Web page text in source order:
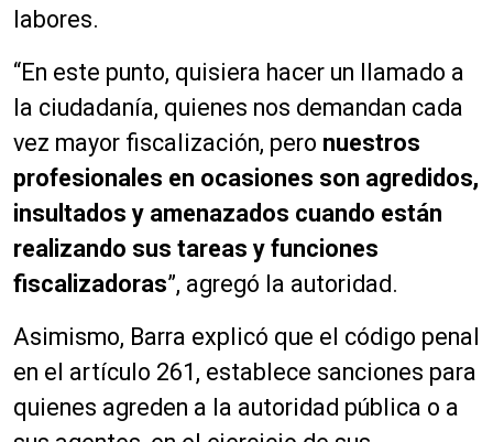
labores.
“En este punto, quisiera hacer un llamado a
la ciudadanía, quienes nos demandan cada
vez mayor fiscalización, pero nuestros
profesionales en ocasiones son agredidos,
insultados y amenazados cuando están
realizando sus tareas y funciones
fiscalizadoras”, agregó la autoridad.
Asimismo, Barra explicó que el código penal
en el artículo 261, establece sanciones para
quienes agreden a la autoridad pública o a